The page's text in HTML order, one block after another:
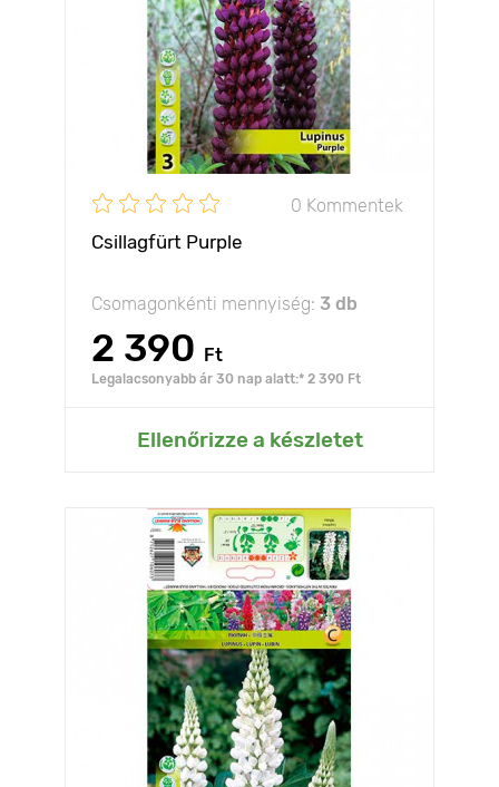
0 Kommentek
Csillagfürt Purple
Csomagonkénti mennyiség: 3 db
2 390 Ft
Legalacsonyabb ár 30 nap alatt:* 2 390 Ft
Ellenőrizze a készletet